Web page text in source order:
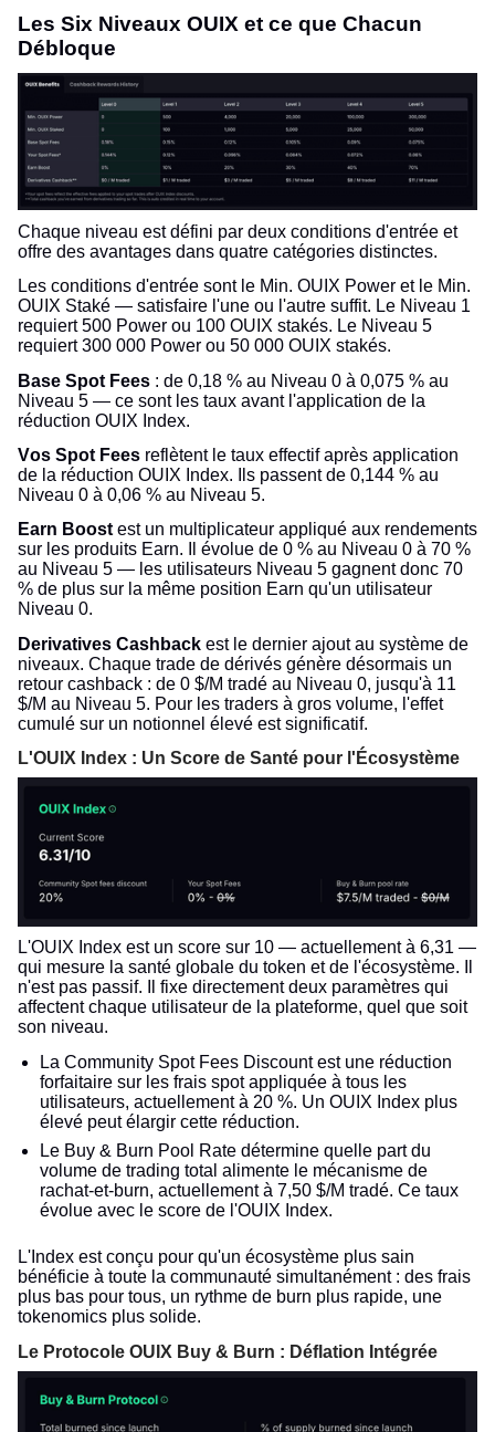
Les Six Niveaux OUIX et ce que Chacun
Débloque
Chaque niveau est défini par deux conditions d'entrée et
offre des avantages dans quatre catégories distinctes.
Les conditions d'entrée sont le Min. OUIX Power et le Min.
OUIX Staké — satisfaire l'une ou l'autre suffit. Le Niveau 1
requiert 500 Power ou 100 OUIX stakés. Le Niveau 5
requiert 300 000 Power ou 50 000 OUIX stakés.
Base Spot Fees : de 0,18 % au Niveau 0 à 0,075 % au
Niveau 5 — ce sont les taux avant l'application de la
réduction OUIX Index.
Vos Spot Fees reflètent le taux effectif après application
de la réduction OUIX Index. Ils passent de 0,144 % au
Niveau 0 à 0,06 % au Niveau 5.
Earn Boost est un multiplicateur appliqué aux rendements
sur les produits Earn. Il évolue de 0 % au Niveau 0 à 70 %
au Niveau 5 — les utilisateurs Niveau 5 gagnent donc 70
% de plus sur la même position Earn qu'un utilisateur
Niveau 0.
Derivatives Cashback est le dernier ajout au système de
niveaux. Chaque trade de dérivés génère désormais un
retour cashback : de 0 $/M tradé au Niveau 0, jusqu'à 11
$/M au Niveau 5. Pour les traders à gros volume, l'effet
cumulé sur un notionnel élevé est significatif.
L'OUIX Index : Un Score de Santé pour l'Écosystème
L'OUIX Index est un score sur 10 — actuellement à 6,31 —
qui mesure la santé globale du token et de l'écosystème. Il
n'est pas passif. Il fixe directement deux paramètres qui
affectent chaque utilisateur de la plateforme, quel que soit
son niveau.
La Community Spot Fees Discount est une réduction
forfaitaire sur les frais spot appliquée à tous les
utilisateurs, actuellement à 20 %. Un OUIX Index plus
élevé peut élargir cette réduction.
Le Buy & Burn Pool Rate détermine quelle part du
volume de trading total alimente le mécanisme de
rachat-et-burn, actuellement à 7,50 $/M tradé. Ce taux
évolue avec le score de l'OUIX Index.
L'Index est conçu pour qu'un écosystème plus sain
bénéficie à toute la communauté simultanément : des frais
plus bas pour tous, un rythme de burn plus rapide, une
tokenomics plus solide.
Le Protocole OUIX Buy & Burn : Déflation Intégrée